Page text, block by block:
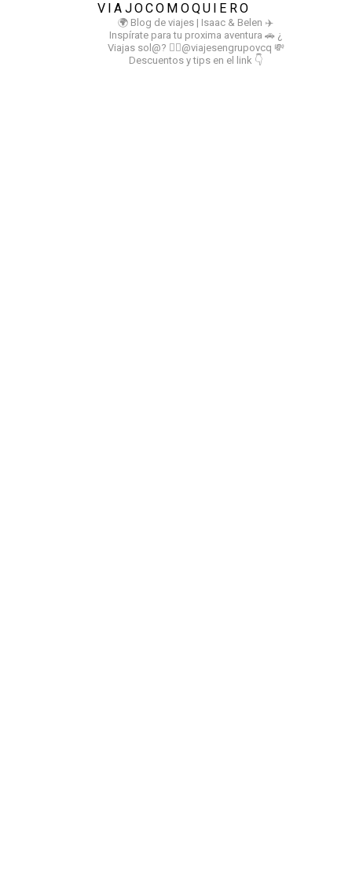
VIAJOCOMOQUIERO
🌍 Blog de viajes | Isaac & Belen ✈️
Inspírate para tu proxima aventura 🚗 ¿
Viajas sol@? 👉🏻@viajesengrupovcq 💸
Descuentos y tips en el link 👇